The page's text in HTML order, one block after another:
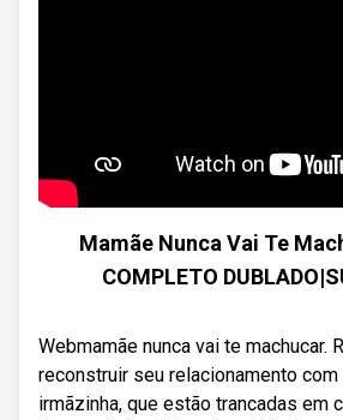
Mamãe Nunca Vai Te
COMPLETO
Webmamãe nunca vai te machucar.
reconstruir seu relacionamento com
irmãzinha, que estão trancadas em